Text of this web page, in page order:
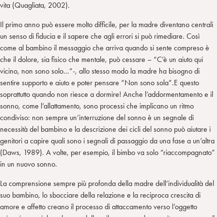
vita (Quagliata, 2002).
Il primo anno può essere molto difficile, per la madre diventano centrali
un senso di fiducia e il sapere che agli errori si può rimediare. Così
come al bambino il messaggio che arriva quando si sente compreso è
che il dolore, sia fisico che mentale, può cessare – “C’è un aiuto qui
vicino, non sono solo…”-, allo stesso modo la madre ha bisogno di
sentire supporto e aiuto e poter pensare “Non sono sola”.E questo
soprattutto quando non riesce a dormire! Anche l’addormentamento e il
sonno, come l’allattamento, sono processi che implicano un ritmo
condiviso: non sempre un’interruzione del sonno è un segnale di
necessità del bambino e la descrizione dei cicli del sonno può aiutare i
genitori a capire quali sono i segnali di passaggio da una fase a un’altra
(Daws, 1989). A volte, per esempio, il bimbo va solo “riaccompagnato”
in un nuovo sonno.
La comprensione sempre più profonda della madre dell’individualità del
suo bambino, lo sbocciare della relazione e la reciproca crescita di
amore e affetto creano il processo di attaccamento verso l’oggetto